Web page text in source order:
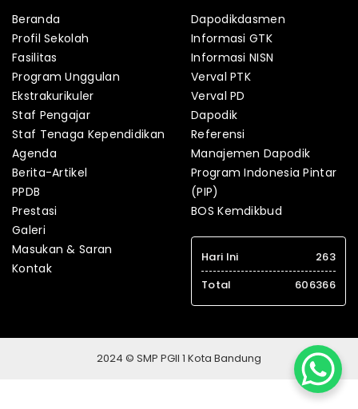
Beranda
Profil Sekolah
Fasilitas
Program Unggulan
Ekstrakurikuler
Staf Pengajar
Staf Tenaga Kependidikan
Agenda
Berita-Artikel
PPDB
Prestasi
Galeri
Masukan & Saran
Kontak
Dapodikdasmen
Informasi GTK
Informasi NISN
Verval PTK
Verval PD
Dapodik
Referensi
Manajemen Dapodik
Program Indonesia Pintar
(PIP)
BOS Kemdikbud
Hari Ini
263
Total
606366
2024 © SMP PGII 1 Kota Bandung